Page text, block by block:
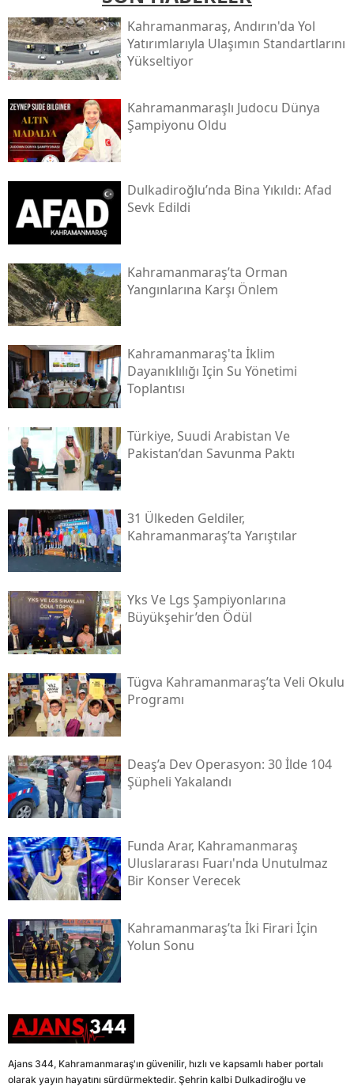
Kahramanmaraş, Andırın'da Yol
Yatırımlarıyla Ulaşımın Standartlarını
Yükseltiyor
Kahramanmaraşlı Judocu Dünya
Şampiyonu Oldu
Dulkadiroğlu’nda Bina Yıkıldı: Afad
Sevk Edildi
Kahramanmaraş’ta Orman
Yangınlarına Karşı Önlem
Kahramanmaraş'ta İklim
Dayanıklılığı Için Su Yönetimi
Toplantısı
Türkiye, Suudi Arabistan Ve
Pakistan’dan Savunma Paktı
31 Ülkeden Geldiler,
Kahramanmaraş’ta Yarıştılar
Yks Ve Lgs Şampiyonlarına
Büyükşehir’den Ödül
Tügva Kahramanmaraş’ta Veli Okulu
Programı
Deaş’a Dev Operasyon: 30 İlde 104
Şüpheli Yakalandı
Funda Arar, Kahramanmaraş
Uluslararası Fuarı'nda Unutulmaz
Bir Konser Verecek
Kahramanmaraş’ta İki Firari İçin
Yolun Sonu
Ajans 344, Kahramanmaraş'ın güvenilir, hızlı ve kapsamlı haber portalı
olarak yayın hayatını sürdürmektedir. Şehrin kalbi Dulkadiroğlu ve